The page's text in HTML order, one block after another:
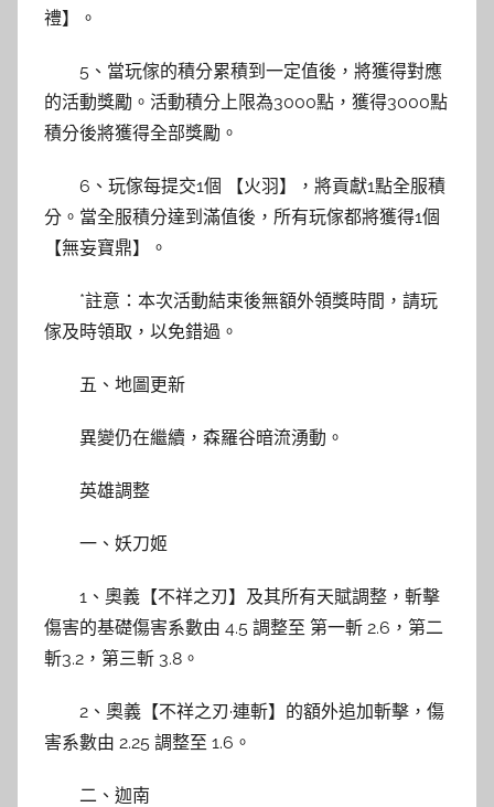
禮】。
5、當玩傢的積分累積到一定值後，將獲得對應
的活動獎勵。活動積分上限為3000點，獲得3000點
積分後將獲得全部獎勵。
6、玩傢每提交1個 【火羽】，將貢獻1點全服積
分。當全服積分達到滿值後，所有玩傢都將獲得1個
【無妄寶鼎】。
*註意：本次活動結束後無額外領獎時間，請玩
傢及時領取，以免錯過。
五、地圖更新
異變仍在繼續，森羅谷暗流湧動。
英雄調整
一、妖刀姬
1、奧義【不祥之刃】及其所有天賦調整，斬擊
傷害的基礎傷害系數由 4.5 調整至 第一斬 2.6，第二
斬3.2，第三斬 3.8。
2、奧義【不祥之刃·連斬】的額外追加斬擊，傷
害系數由 2.25 調整至 1.6。
二、迦南